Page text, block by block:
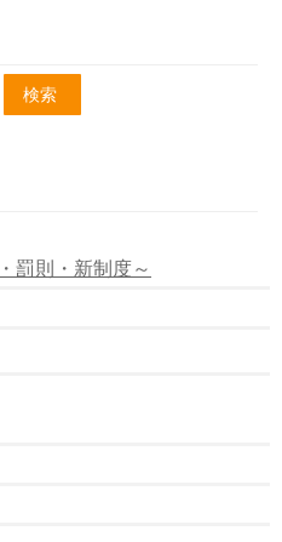
利用について
ー
罰則・新制度～